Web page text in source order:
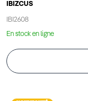
IBIZCUS
IBI2608
En stock en ligne